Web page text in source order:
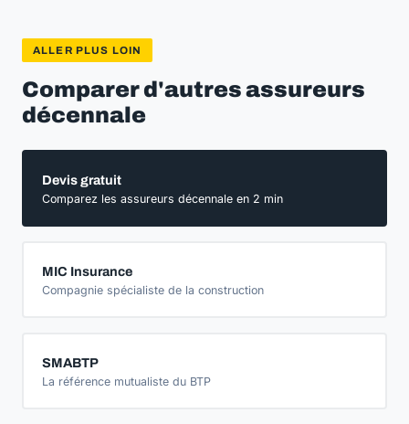
ALLER PLUS LOIN
Comparer d'autres assureurs
décennale
Devis gratuit
Comparez les assureurs décennale en 2 min
MIC Insurance
Compagnie spécialiste de la construction
SMABTP
La référence mutualiste du BTP